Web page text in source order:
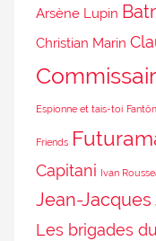
Arsène Lupin
Christian Marin
Espionne et tais-toi
Friends
Capitani
Ivan
Jean-
Les brigades